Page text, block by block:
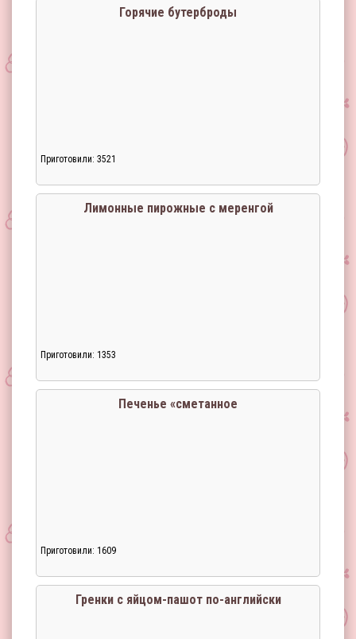
Горячие бутерброды
Приготовили: 3521
Лимонные пирожные с меренгой
Приготовили: 1353
Печенье «сметанное
Приготовили: 1609
Гренки с яйцом-пашот по-английски